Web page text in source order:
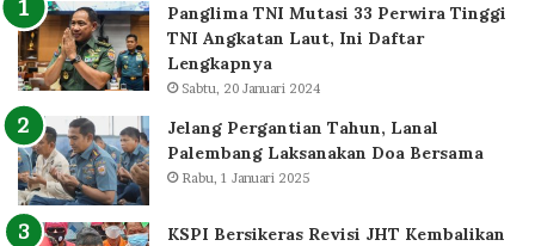
Panglima TNI Mutasi 33 Perwira Tinggi
TNI Angkatan Laut, Ini Daftar
Lengkapnya
Sabtu, 20 Januari 2024
Jelang Pergantian Tahun, Lanal
Palembang Laksanakan Doa Bersama
Rabu, 1 Januari 2025
KSPI Bersikeras Revisi JHT Kembalikan